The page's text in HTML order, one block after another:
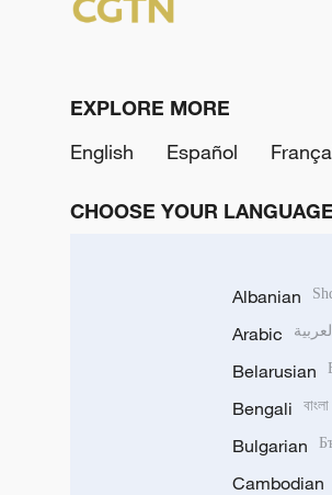
EXPLORE MORE
English
Español
CHOOSE YOUR LANGUAGE
Albanian
Arabic العربية
Belarusian
Bengali বাংলা
Bulgarian
Cambodian